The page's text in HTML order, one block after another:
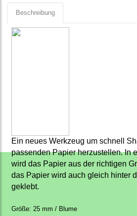
Beschreibung
Ein neues Werkzeug um schnell
passenden Papier herzustellen. In
wird das Papier aus der richtigen
das Papier wird auch gleich hinter
geklebt.
Größe: 25 mm / Blume